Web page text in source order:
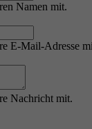
Namen mit.
E-Mail-Adresse
Nachricht mit.